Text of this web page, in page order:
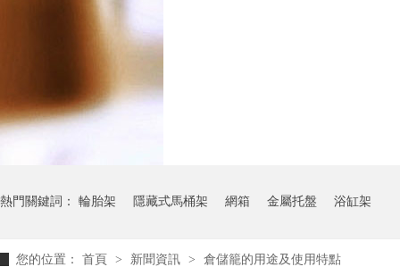
消聲器料架
氣瓶料架
衛浴行業
熱門關鍵詞： 輪胎架 隱藏式馬桶架 網箱 金屬托盤 浴缸架
您的位置： 首頁 > 新聞資訊 > 倉儲籠的用途及使用特點